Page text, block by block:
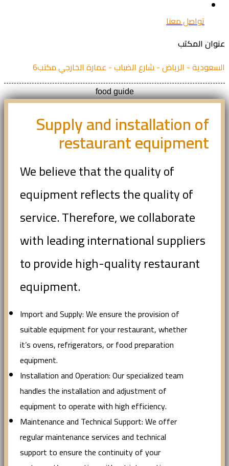
تواصل معنا
المكتب
- الرياض - شارع الضباب - عمارة الخارجي مكتب6
food guide
Supply and installation of
restaurant equipment
We believe that the quality of
equipment reflects the quality of
service. Therefore, we collaborate
with leading international suppliers
to provide high-quality restaurant
equipment.
Import and Supply: We ensure the provision of
suitable equipment for your restaurant, whether
it’s ovens, refrigerators, or food preparation
equipment.
Installation and Operation: Our specialized team
handles the installation and adjustment of
equipment to operate with high efficiency.
Maintenance and Technical Support: We offer
regular maintenance services and technical
support to ensure the continuity of your